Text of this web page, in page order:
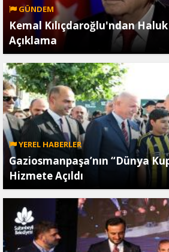
GÜNDEM
Kemal Kılıçdaroğlu'ndan
Açıklama
YEREL HABERLER
Gaziosmanpaşa’nın “Dünya
Hizmete Açıldı